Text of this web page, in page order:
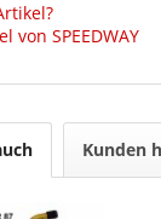
von SPEEDWAY
Kunden